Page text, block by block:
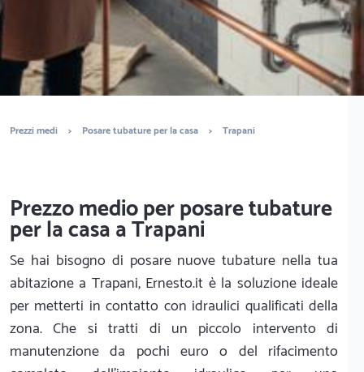
Prezzi medi > Posare tubature per la casa > Trapani
Prezzo medio per posare tubature
per la casa a Trapani
Se hai bisogno di posare nuove tubature nella tua
abitazione a Trapani, Ernesto.it è la soluzione ideale
per metterti in contatto con idraulici qualificati della
zona. Che si tratti di un piccolo intervento di
manutenzione da pochi euro o del rifacimento